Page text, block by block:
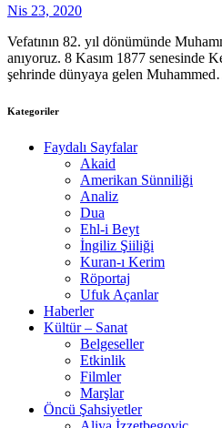
Nis 23, 2020
Vefatının 82. yıl dönümünde
anıyoruz. 8 Kasım 1877 senesinde
şehrinde dünyaya gelen
Kategoriler
Faydalı Sayfalar
Akaid
Amerikan Sünniliği
Analiz
Dua
Ehl-i Beyt
İngiliz Şiiliği
Kuran-ı Kerim
Röportaj
Ufuk Açanlar
Haberler
Kültür – Sanat
Belgeseller
Etkinlik
Filmler
Marşlar
Öncü Şahsiyetler